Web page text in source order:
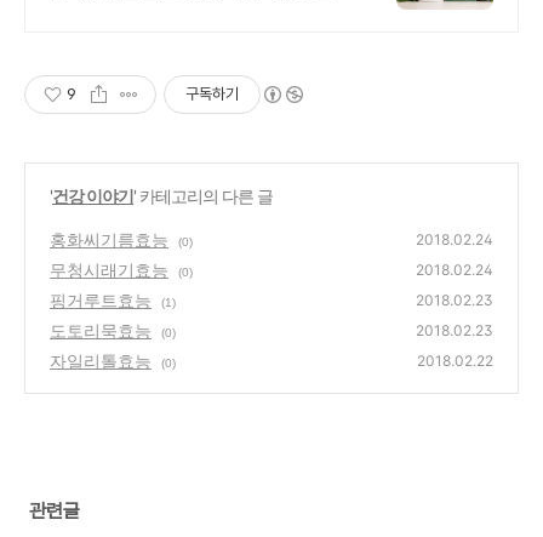
9 구독하기
'건강 이야기' 카테고리의 다른 글
홍화씨기름효능 (0) 2018.02.24
무청시래기효능 (0) 2018.02.24
핑거루트효능 (1) 2018.02.23
도토리묵효능 (0) 2018.02.23
자일리톨효능 (0) 2018.02.22
관련글